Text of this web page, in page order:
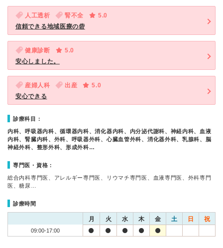
人工透析 腎不全
5.0
信頼できる地域医療の砦
健康診断
5.0
安心しました。
産婦人科 出産
5.0
安心できる
診療科目：
内科、呼吸器内科、循環器内科、消化器内科、内分泌代謝科、神経内科、血液
内科、腎臓内科、外科、呼吸器外科、心臓血管外科、消化器外科、乳腺科、脳
神経外科、整形外科、形成外科…
専門医・資格：
総合内科専門医、アレルギー専門医、リウマチ専門医、血液専門医、外科専門
医、糖尿…
診療時間
月 火 水 木 金 土 日 祝
09:00-17:00